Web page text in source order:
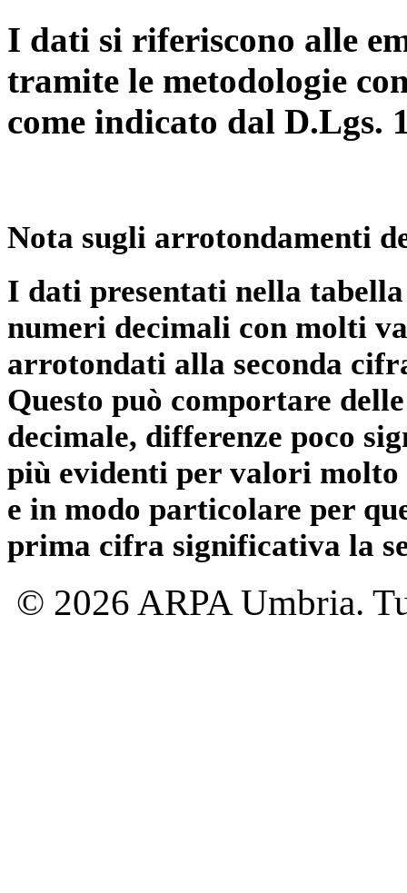
I dati si riferiscono alle
tramite le metodologie
come indicato dal D.Lgs.
Nota sugli arrotondamenti
I dati presentati nella
numeri decimali con molti
arrotondati alla seconda
Questo può comportare
decimale, differenze poco
più evidenti per valori
e in modo particolare per
prima cifra significativa la
© 2026 ARPA Umbria.